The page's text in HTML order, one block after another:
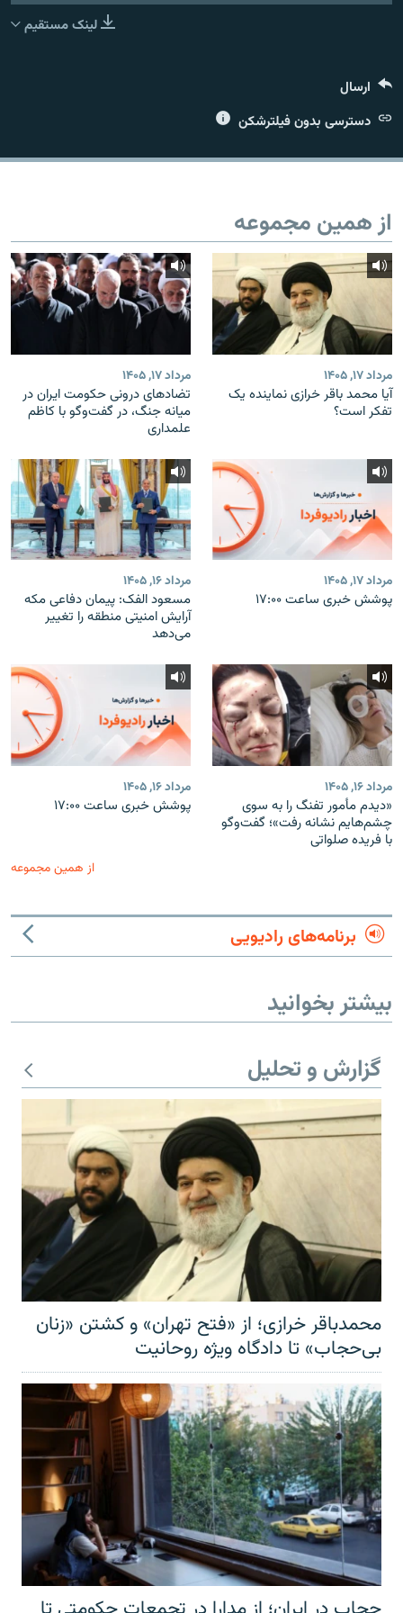
لینک مستقیم
ارسال
دسترسی بدون فیلترشکن
از همین مجموعه
مرداد ۱۷, ۱۴۰۵
آیا محمد باقر خرازی نماینده یک
تفکر است؟
مرداد ۱۷, ۱۴۰۵
تضادهای درونی حکومت ایران در
میانه جنگ، در گفت‌‌وگو با کاظم
علمداری
مرداد ۱۷, ۱۴۰۵
پوشش خبری ساعت ۱۷:۰۰
مرداد ۱۶, ۱۴۰۵
مسعود الفک: پیمان دفاعی مکه
آرایش امنیتی منطقه را تغییر
می‌دهد
مرداد ۱۶, ۱۴۰۵
«دیدم مأمور تفنگ را به سوی
چشم‌هایم نشانه رفت»؛ گفت‌و‌گو
با فریده صلواتی
مرداد ۱۶, ۱۴۰۵
پوشش خبری ساعت ۱۷:۰۰
از همین مجموعه
برنامه‌های رادیویی
بیشتر بخوانید
گزارش و تحلیل
محمدباقر خرازی؛ از «فتح تهران» و کشتن «زنان
بی‌حجاب» تا دادگاه ویژه روحانیت